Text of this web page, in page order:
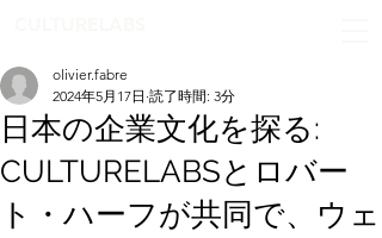
日本の企業文化を探る:
CULTURELABSとロバー
ト・ハーフが共同で、ウェ
olivier.fabre
2024年5月17日 読了時間: 3分